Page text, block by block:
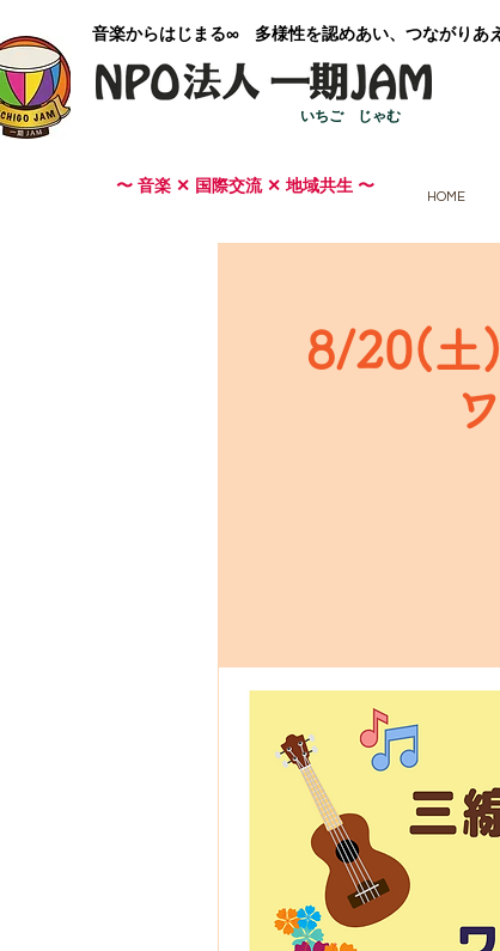
音楽からはじまる∞ 多様性を認めあい、つながりあ
いちご じゃむ
〜 音楽 ✕ 国際交流 ✕ 地域共生 〜
HOME
8/20(土